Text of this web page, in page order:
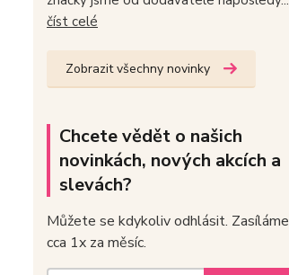
číst celé
Zobrazit všechny novinky
Chcete vědět o našich
novinkách, nových akcích a
slevách?
Můžete se kdykoliv odhlásit. Zasíláme
cca 1x za měsíc.